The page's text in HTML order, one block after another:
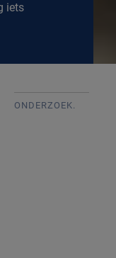
iets
ONDERZOEK.